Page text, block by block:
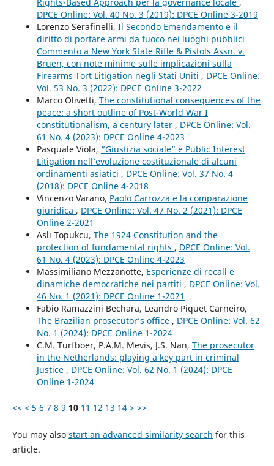
DPCE Online: Vol. 40 No. 3 (2019): DPCE Online 3-2019
Lorenzo Serafinelli, Il Secondo Emendamento e il
diritto di portare armi da fuoco nei luoghi pubblici
Commento a New York State Rifle & Pistols Assn. v.
Bruen, con note minime sulle implicazioni sulla
Firearms Tort Litigation negli Stati Uniti , DPCE Online:
Vol. 53 No. 3 (2022): DPCE Online 3-2022
Marco Olivetti, The constitutional consequences of the
peace: a short outline of Post-World War I
constitutionalism, a century later , DPCE Online: Vol.
61 No. 4 (2023): DPCE Online 4-2023
Pasquale Viola, “Giustizia sociale” e Public Interest
Litigation nell’evoluzione costituzionale di alcuni
ordinamenti asiatici , DPCE Online: Vol. 37 No. 4
(2018): DPCE Online 4-2018
Vincenzo Varano, Paolo Carrozza e la comparazione
giuridica , DPCE Online: Vol. 47 No. 2 (2021): DPCE
Online 2-2021
Aslı Topukcu, The 1924 Constitution and the
protection of fundamental rights , DPCE Online: Vol.
61 No. 4 (2023): DPCE Online 4-2023
Massimiliano Mezzanotte, Esperienze di recall e
dinamiche democratiche nei partiti , DPCE Online: Vol.
46 No. 1 (2021): DPCE Online 1-2021
Fabio Ramazzini Bechara, Leandro Piquet Carneiro,
The Brazilian prosecutor’s office , DPCE Online: Vol. 62
No. 1 (2024): DPCE Online 1-2024
C.M. Turfboer, P.A.M. Mevis, J.S. Nan, The prosecutor
in the Netherlands: playing a key part in criminal
Justice , DPCE Online: Vol. 62 No. 1 (2024): DPCE
Online 1-2024
<< < 5 6 7 8 9 10 11 12 13 14 > >>
You may also start an advanced similarity search for this
article.